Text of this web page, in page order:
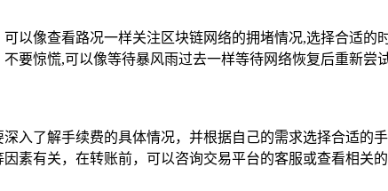
以像查看路况一样关注区块链网络的拥堵情况,选择合适的
要惊慌,可以像等待暴风雨过去一样等待网络恢复后重新尝试
入了解手续费的具体情况，并根据自己的需求选择合适的
素有关，在转账前，可以咨询交易平台的客服或查看相关